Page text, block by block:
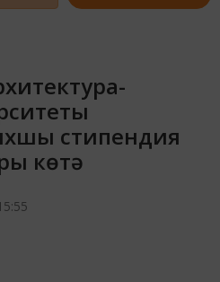
стипендия
көтә